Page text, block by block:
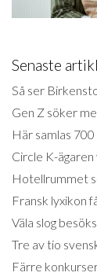
Senaste
Så ser
Gen Z söker
Här samlas
Circle K-
Hotellrummet
Fransk lyxikon
Väla slog
Tre av tio
Färre